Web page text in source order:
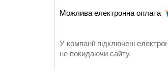
У компанії підключені
не покидаючи сайту.